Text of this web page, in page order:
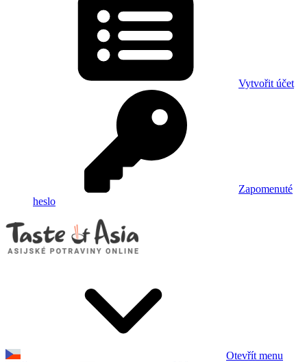
Vytvořit účet
Zapomenuté
heslo
Otevřít menu